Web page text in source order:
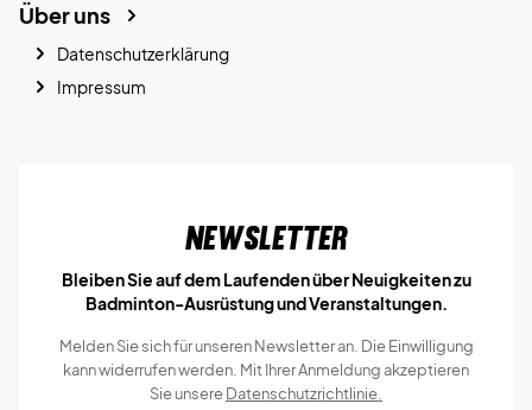
Über uns
Datenschutzerklärung
Impressum
Newsletter
Bleiben Sie auf dem Laufenden über Neuigkeiten zu
Badminton-Ausrüstung und Veranstaltungen.
Melden Sie sich für unseren Newsletter an. Die Einwilligung
kann widerrufen werden. Mit Ihrer Anmeldung akzeptieren
Sie unsereDatenschutzrichtlinie.